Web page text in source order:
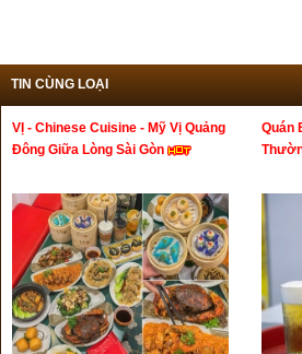
TIN CÙNG LOẠI
VỊ - Chinese Cuisine - Mỹ Vị Quảng
Đông Giữa Lòng Sài Gòn
Quán